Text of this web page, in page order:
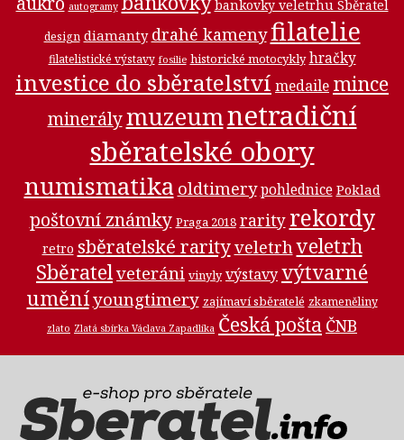
autogramy bankovky veletrhu Sběratel
design diamanty drahé kamenyfilatelie
filatelistické výstavy fosilie historické motocykly hračky
investice do sběratelství medaile mince
minerálymuzeumnetradiční
sběratelské obory
numismatika oldtimery pohlednice Poklad
poštovní známky Praga 2018 rarity rekordy
retro sběratelské rarityveletrhveletrh
Sběratelveteráni vinyly výstavyvýtvarné
uměníyoungtimery zajímaví sběratelé zkameněliny
zlato Zlatá sbírka Václava Zapadlíka Česká pošta ČNB